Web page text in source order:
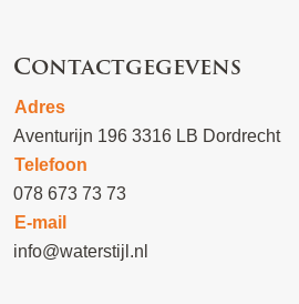
Contactgegevens
Adres
Aventurijn 196 3316 LB Dordrecht
Telefoon
078 673 73 73
E-mail
info@waterstijl.nl